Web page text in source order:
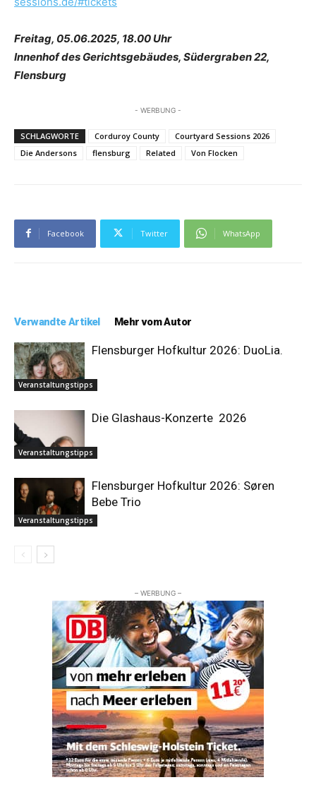
Freitag, 05.06.2025, 18.00 Uhr
Innenhof des Gerichtsgebäudes, Südergraben 22,
Flensburg
- WERBUNG -
SCHLAGWORTE Corduroy County
Courtyard Sessions 2026
Die Andersons
flensburg Related Von Flocken
Facebook Twitter WhatsApp
Verwandte Artikel Mehr vom Autor
Veranstaltungstipps
Flensburger Hofkultur 2026: DuoLia.
Veranstaltungstipps
Die Glashaus-Konzerte 2026
Veranstaltungstipps
Flensburger Hofkultur 2026: Søren
Bebe Trio
– WERBUNG –